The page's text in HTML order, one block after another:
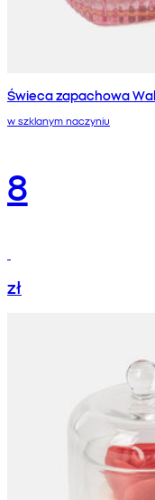
Świeca zapachowa
w szklanym naczyniu
8
zł